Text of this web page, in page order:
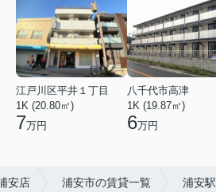
江戸川区平井１丁目
1K (20.80㎡)
7万円
八千代市高津
1K (19.87㎡)
6万円
安店 浦安市の賃貸一覧 浦安駅